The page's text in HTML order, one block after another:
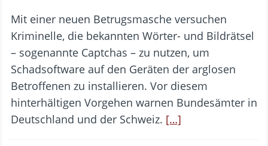
Mit einer neuen Betrugsmasche versuchen
Kriminelle, die bekannten Wörter- und Bildrätsel
– sogenannte Captchas – zu nutzen, um
Schadsoftware auf den Geräten der arglosen
Betroffenen zu installieren. Vor diesem
hinterhältigen Vorgehen warnen Bundesämter in
Deutschland und der Schweiz. […]